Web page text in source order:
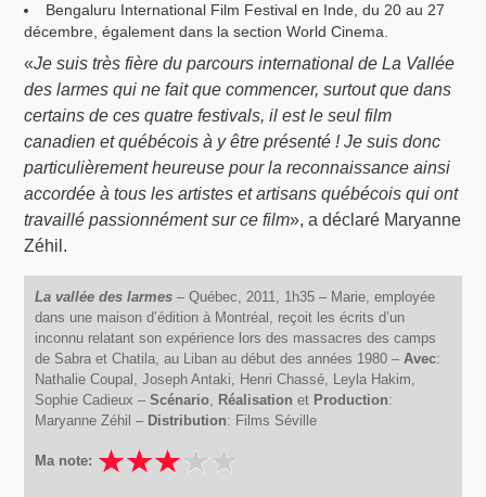
Bengaluru International Film Festival en Inde, du 20 au 27
décembre, également dans la section World Cinema.
«Je suis très fière du parcours international de La Vallée
des larmes qui ne fait que commencer, surtout que dans
certains de ces quatre festivals, il est le seul film
canadien et québécois à y être présenté ! Je suis donc
particulièrement heureuse pour la reconnaissance ainsi
accordée à tous les artistes et artisans québécois qui ont
travaillé passionnément sur ce film», a déclaré Maryanne
Zéhil.
La vallée des larmes – Québec, 2011, 1h35 – Marie, employée
dans une maison d’édition à Montréal, reçoit les écrits d’un
inconnu relatant son expérience lors des massacres des camps
de Sabra et Chatila, au Liban au début des années 1980 –Avec:
Nathalie Coupal, Joseph Antaki, Henri Chassé, Leyla Hakim,
Sophie Cadieux –Scénario, Réalisation et Production:
Maryanne Zéhil – Distribution: Films Séville
Ma note: